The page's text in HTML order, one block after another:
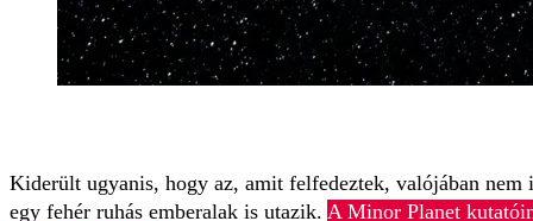
Kiderült ugyanis, hogy az, amit felfedeztek, valójában nem
egy fehér ruhás emberalak is utazik. A Minor Planet